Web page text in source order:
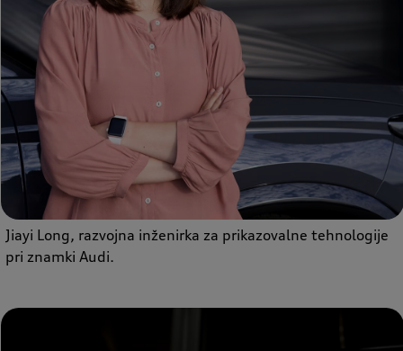
Jiayi Long, razvojna inženirka za prikazovalne tehnologije
pri znamki Audi.